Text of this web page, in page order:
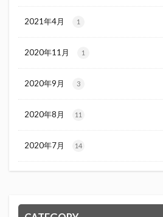
2021年4月 1
2020年11月 1
2020年9月 3
2020年8月 11
2020年7月 14